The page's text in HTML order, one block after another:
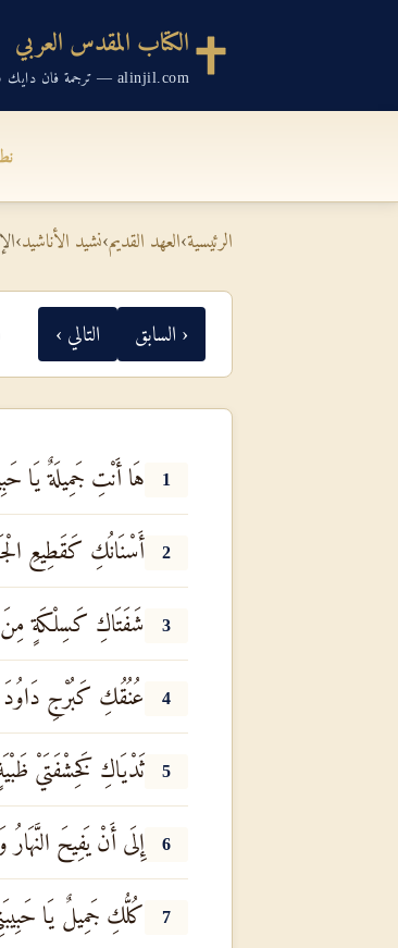
الكتاب المقدس العربي
alinjil.com — ترجمة فان دايك ١٨٦٥
الرئيسية›العهد القديم›نشيد الأناشيد›
‹ السابق التالي ›
1 هَا أَنْتِ جَمِيلَةٌ يَا
2 أَسْنَانُكِ كَقَطِيعِ
3 شَفَتَاكِ كَسِلْكَةٍ مِنَ
4 عُنُقُكِ كَبُرْجِ دَاوُدَ
5 ثَدْيَاكِ كَخِشْفَتَيْ
6 إِلَى أَنْ يَفِيحَ
7 كُلُّكِ جَمِيلٌ يَا